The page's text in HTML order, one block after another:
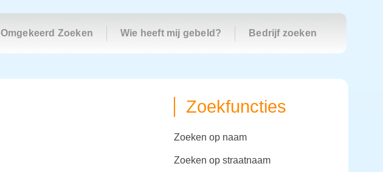
Omgekeerd Zoeken Wie heeft mij gebeld? Bedrijf zoeken
Zoekfuncties
zoeken op naam
zoeken op straatnaam